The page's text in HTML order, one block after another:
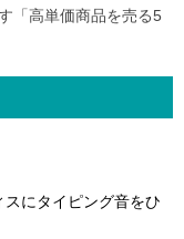
「高単価商品を売る5
にタイピング音をひ